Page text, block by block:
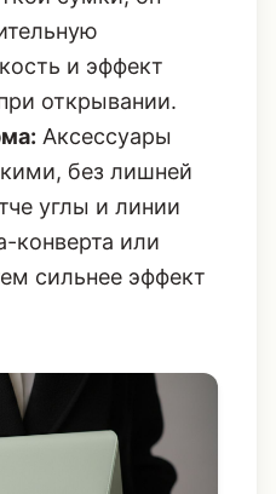
и эффект
открывании.
Аксессуары
без лишней
углы и линии
конверта или
сильнее эффект